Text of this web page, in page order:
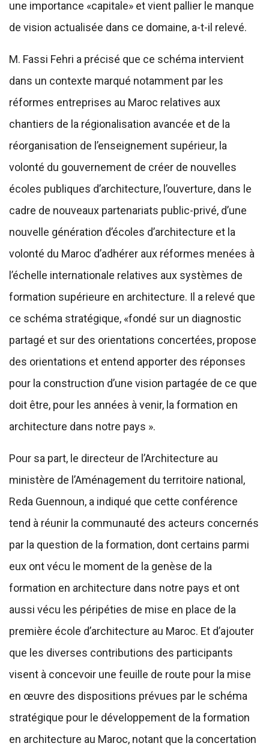
une importance «capitale» et vient pallier le manque
de vision actualisée dans ce domaine, a-t-il relevé.
M. Fassi Fehri a précisé que ce schéma intervient
dans un contexte marqué notamment par les
réformes entreprises au Maroc relatives aux
chantiers de la régionalisation avancée et de la
réorganisation de l’enseignement supérieur, la
volonté du gouvernement de créer de nouvelles
écoles publiques d’architecture, l’ouverture, dans le
cadre de nouveaux partenariats public-privé, d’une
nouvelle génération d’écoles d’architecture et la
volonté du Maroc d’adhérer aux réformes menées à
l’échelle internationale relatives aux systèmes de
formation supérieure en architecture. Il a relevé que
ce schéma stratégique, «fondé sur un diagnostic
partagé et sur des orientations concertées, propose
des orientations et entend apporter des réponses
pour la construction d’une vision partagée de ce que
doit être, pour les années à venir, la formation en
architecture dans notre pays ».
Pour sa part, le directeur de l’Architecture au
ministère de l’Aménagement du territoire national,
Reda Guennoun, a indiqué que cette conférence
tend à réunir la communauté des acteurs concernés
par la question de la formation, dont certains parmi
eux ont vécu le moment de la genèse de la
formation en architecture dans notre pays et ont
aussi vécu les péripéties de mise en place de la
première école d’architecture au Maroc. Et d’ajouter
que les diverses contributions des participants
visent à concevoir une feuille de route pour la mise
en œuvre des dispositions prévues par le schéma
stratégique pour le développement de la formation
en architecture au Maroc, notant que la concertation